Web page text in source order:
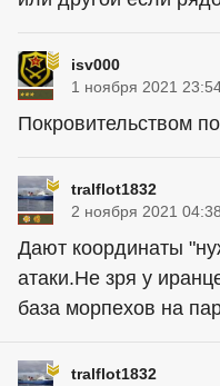
isv000
1 ноября 2021
Покровительством
tralflot1832
2 ноября 2021 04:38
Дают координаты
атаки.Не зря у
база морпехов на
tralflot1832